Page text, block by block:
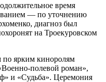
время
— по уточнению
диагноз был
на Троекуровском
по ярким киноролям
полевой роман»,
и «Судьба». Церемония